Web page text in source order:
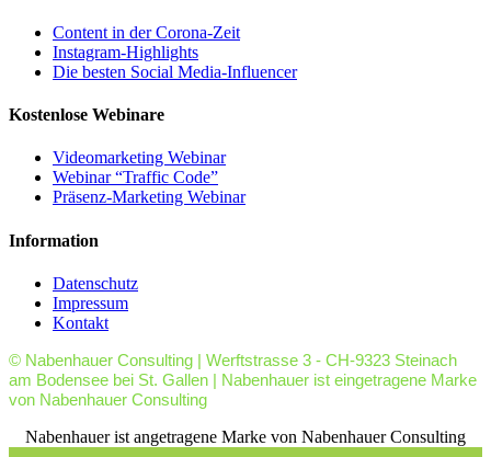
Content in der Corona-Zeit
Instagram-Highlights
Die besten Social Media-Influencer
Kostenlose Webinare
Videomarketing Webinar
Webinar “Traffic Code”
Präsenz-Marketing Webinar
Information
Datenschutz
Impressum
Kontakt
© Nabenhauer Consulting | Werftstrasse 3 - CH-9323 Steinach
am Bodensee bei St. Gallen | Nabenhauer ist eingetragene Marke
von Nabenhauer Consulting
facebook
youtube
rssNabenhauer ist angetragene Marke von Nabenhauer Consulting